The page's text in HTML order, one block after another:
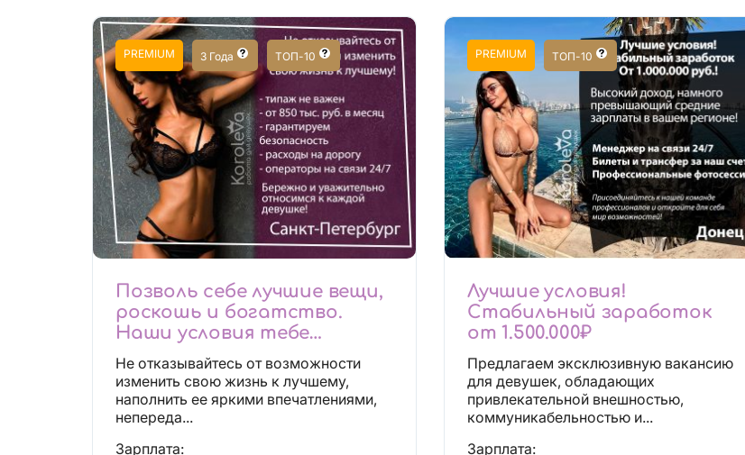
PREMIUM 3 Года ТОП-10
Позволь себе лучшие вещи,
роскошь и богатство.
Наши условия тебе
понравятся!
Действительно отличные
условия и поддержка!
Не отказывайтесь от возможности
изменить свою жизнь к лучшему,
наполнить ее яркими впечатлениями,
непереда...
Зарплата:
PREMIUM ТОП-10
Лучшие условия!
Стабильный заработок
от 1.500.000₽
Предлагаем эксклюзивную вакансию
для девушек, обладающих
привлекательной внешностью,
коммуникабельностью и...
Зарплата: